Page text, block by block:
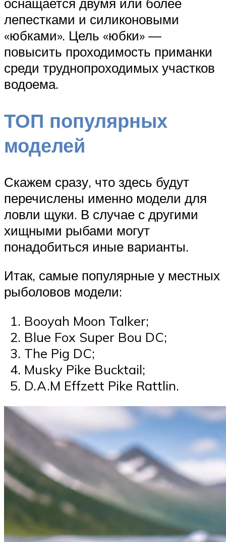
лепестками и силиконовыми
«юбками». Цель «юбки» —
повысить проходимость приманки
среди труднопроходимых участков
водоема.
ТОП популярных
моделей
Скажем сразу, что здесь будут
перечислены именно модели для
ловли щуки. В случае с другими
хищными рыбами могут
понадобиться иные варианты.
Итак, самые популярные у местных
рыболовов модели:
Booyah Moon Talker;
Blue Fox Super Bou DC;
The Pig DC;
Musky Pike Bucktail;
D.A.M Effzett Pike Rattlin.